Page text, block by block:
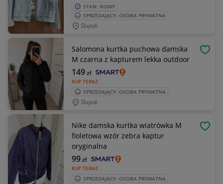
STAN: NOWY
SPRZEDAJĄCY: OSOBA PRYWATNA
Słupsk
Salomona kurtka puchowa damska
M czarna z kapturem lekka outdoor
KUP TERAZ
149zł
SPRZEDAJĄCY: OSOBA PRYWATNA
Słupsk
Nike damska kurtka wiatrówka M
fioletowa wzór zebra kaptur
oryginalna
KUP TERAZ
99zł
SPRZEDAJĄCY: OSOBA PRYWATNA